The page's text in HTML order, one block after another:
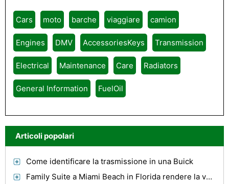
Cars moto barche viaggiare camion
Engines DMV AccessoriesKeys Transmission
Electrical Maintenance Care Radiators
General Information FuelOil
Articoli popolari
Come identificare la trasmissione in una Buick
Family Suite a Miami Beach in Florida rendere la vostra vacanza completa